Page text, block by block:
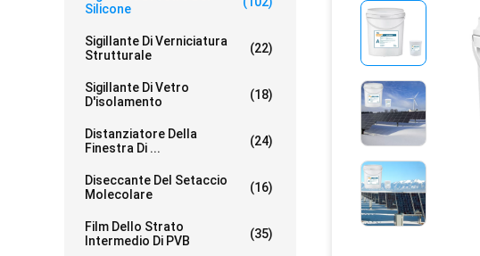
Silicone
Sigillante Di Verniciatura
Strutturale
(22)
Sigillante Di Vetro
D'isolamento
(18)
Distanziatore Della
Finestra Di ...
(24)
Diseccante Del Setaccio
Molecolare
(16)
Film Dello Strato
Intermedio Di PVB
(35)